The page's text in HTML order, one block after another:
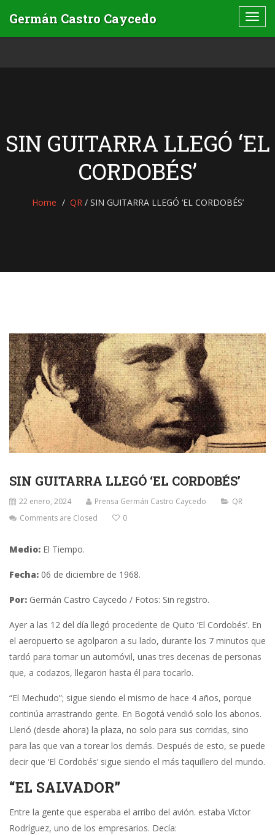
SIN GUITARRA LLEGÓ ‘EL
CORDOBÉS’
Home QR /SIN GUITARRA LLEGÓ ‘EL CORDOBÉS’
SIN GUITARRA LLEGÓ ‘EL CORDOBÉS’
22 enero, 2024 Prensa Germán Castro Caycedo
QR
Comments are Closed
0
Medio: El Tiempo.
Fecha: 06 de diciembre de 1968.
Por: Germán Castro Caycedo / Fotos: Sin registro.
Ayer a las 12 del día llegó procedente de Quito ‘El Cordobés’. En
el aeropuerto se agolparon a su lado, durante los 7 minutos que
tardó para tomar un automóvil, unas tres decenas de personas
que, a codazos, llegaron hasta él para tocarlo.
“El Mechudo”; sigue siendo el mismo de hace 4 años, porque
continúa arrastrando gente. En Bogotá vendió solo los abonos.
Llenó (desde ahora) la plaza, no solo para sus corridas, sino
para las que van a torear los demás. Después de esto, se puede
decir que ‘El Cordobés’ sigue siendo el más taquillero del mundo.
“EL SALVADOR”
Entre la gente que esperaba el arribo del avión. estaba Víctor
Rodríguez, uno de los empresarios. Decía: